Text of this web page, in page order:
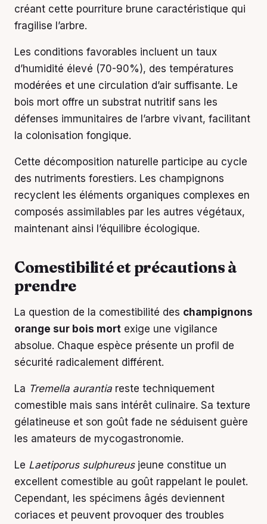
créant cette pourriture brune caractéristique qui
fragilise l’arbre.
Les conditions favorables incluent un taux
d’humidité élevé (70-90%), des températures
modérées et une circulation d’air suffisante. Le
bois mort offre un substrat nutritif sans les
défenses immunitaires de l’arbre vivant, facilitant
la colonisation fongique.
Cette décomposition naturelle participe au cycle
des nutriments forestiers. Les champignons
recyclent les éléments organiques complexes en
composés assimilables par les autres végétaux,
maintenant ainsi l’équilibre écologique.
Comestibilité et précautions à
prendre
La question de la comestibilité des champignons
orange sur bois mort exige une vigilance
absolue. Chaque espèce présente un profil de
sécurité radicalement différent.
La Tremella aurantia reste techniquement
comestible mais sans intérêt culinaire. Sa texture
gélatineuse et son goût fade ne séduisent guère
les amateurs de mycogastronomie.
Le Laetiporus sulphureusjeune constitue un
excellent comestible au goût rappelant le poulet.
Cependant, les spécimens âgés deviennent
coriaces et peuvent provoquer des troubles